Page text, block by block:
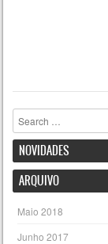
Pesquisar
NOVIDADES
ARQUIVO
Maio 2018
Junho 2017